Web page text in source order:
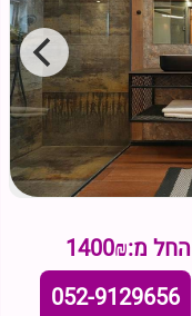
החל מ:1400₪
052-9129656